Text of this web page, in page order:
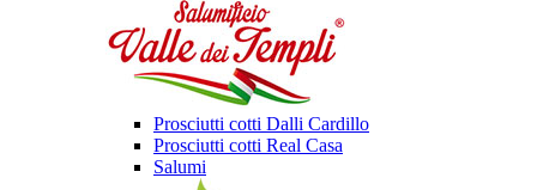
Prosciutti cotti Dalli Cardillo
Prosciutti cotti Real Casa
Salumi